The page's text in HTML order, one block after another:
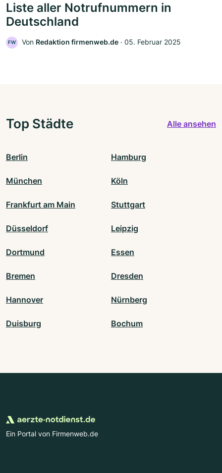
Liste aller Notrufnummern in
Deutschland
FW Von Redaktion firmenweb.de ‧ 05. Februar 2025
Top Städte Alle ansehen
Berlin Hamburg
München Köln
Frankfurt am Main Stuttgart
Düsseldorf Leipzig
Dortmund Essen
Bremen Dresden
Hannover Nürnberg
Duisburg Bochum
Ein Portal von Firmenweb.de